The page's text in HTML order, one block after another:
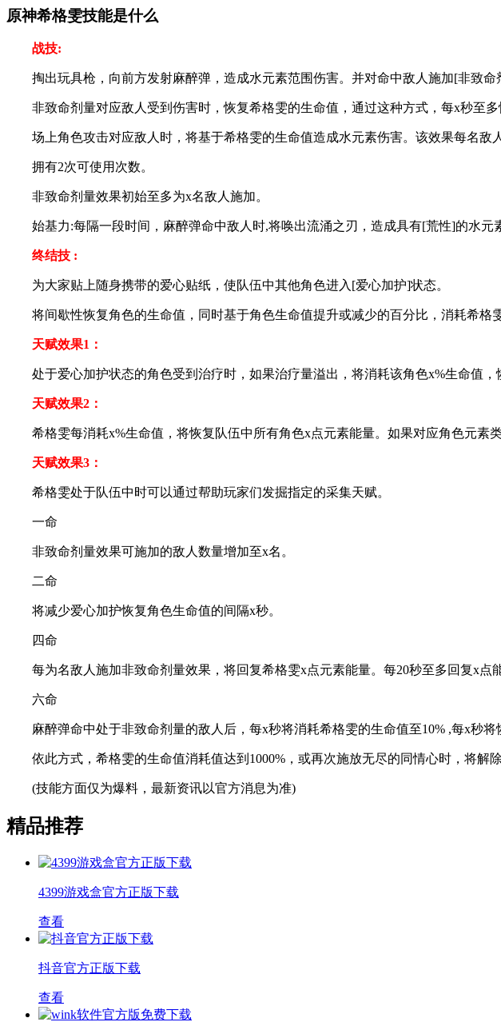
原神希格雯技能是什么
战技:
掏出玩具枪，向前方发射麻醉弹，造成水元素范围伤害。并对命中敌人施加[非致命
非致命剂量对应敌人受到伤害时，恢复希格雯的生命值，通过这种方式，每x秒至多
场上角色攻击对应敌人时，将基于希格雯的生命值造成水元素伤害。该效果每名敌人
拥有2次可使用次数。
非致命剂量效果初始至多为x名敌人施加。
始基力:每隔一段时间，麻醉弹命中敌人时,将唤出流涌之刃，造成具有[荒性]的水元
终结技 :
为大家贴上随身携带的爱心贴纸，使队伍中其他角色进入[爱心加护]状态。
将间歇性恢复角色的生命值，同时基于角色生命值提升或减少的百分比，消耗希格
天赋效果1：
处于爱心加护状态的角色受到治疗时，如果治疗量溢出，将消耗该角色x%生命值，
天赋效果2：
希格雯每消耗x%生命值，将恢复队伍中所有角色x点元素能量。如果对应角色元素类
天赋效果3：
希格雯处于队伍中时可以通过帮助玩家们发掘指定的采集天赋。
一命
非致命剂量效果可施加的敌人数量增加至x名。
二命
将减少爱心加护恢复角色生命值的间隔x秒。
四命
每为名敌人施加非致命剂量效果，将回复希格雯x点元素能量。每20秒至多回复x点能
六命
麻醉弹命中处于非致命剂量的敌人后，每x秒将消耗希格雯的生命值至10% ,每x秒将
依此方式，希格雯的生命值消耗值达到1000%，或再次施放无尽的同情心时，将解除
(技能方面仅为爆料，最新资讯以官方消息为准)
精品推荐
4399游戏盒官方正版下载
查看
抖音官方正版下载
查看